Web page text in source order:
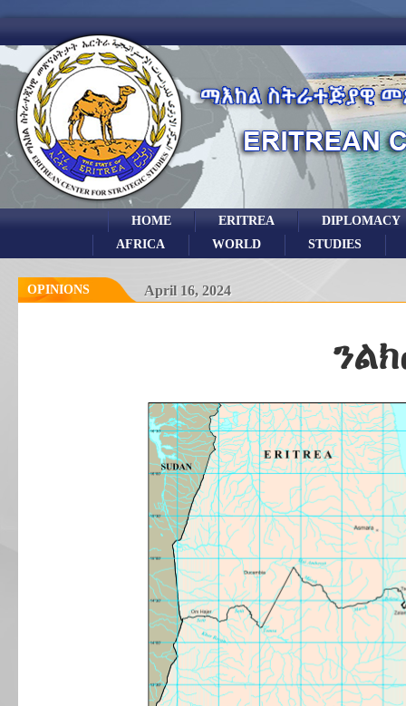
DIPLOMACY
ERITREA
HOME
STUDIES
WORLD
AFRICA
OPINIONS April 16, 2024